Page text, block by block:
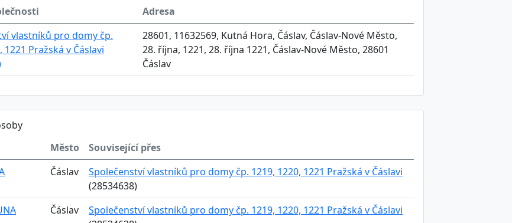
Adresa
vlastníků pro domy čp.
1221 Pražská v Čáslavi
28601, 11632569, Kutná Hora, Čáslav, Čáslav-Nové Město,
28. října, 1221, 28. října 1221, Čáslav-Nové Město, 28601
Čáslav
Město
Související přes
Čáslav
Společenství vlastníků pro domy čp. 1219, 1220, 1221 Pražská v Čáslavi
(28534638)
Čáslav
Společenství vlastníků pro domy čp. 1219, 1220, 1221 Pražská v Čáslavi